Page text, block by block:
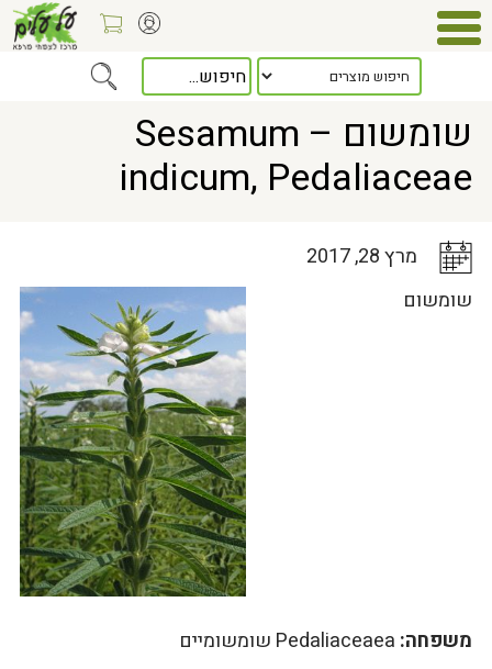
כלל המאמרים> שומשום – Sesamum indicum, Pedaliaceae
שומשום – Sesamum
indicum, Pedaliaceae
מרץ 28, 2017
שומשום
משפחה: